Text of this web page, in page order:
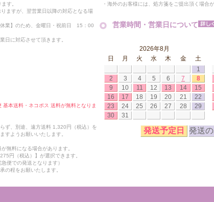
す。
ますが、翌営業日以降の対応となる場
業】のため、金曜日・祝前日 15：00
日に対応させて頂きます。
本送料・ネコポス 送料が無料となりま
ず、別途、遠方送料 1,320円（税込）を
すようお願いいたします。
無料になる場合があります。
円（税込）】が選択できます。
便での発送となります）
の程をお願いたします。
・海外のお客様には、処方箋をご提出頂く場合
営業時間・営業日について
2026年8月
日
月 火 水 木 金
土
1
2
3 4 5 6 7
8
9
10 11 12 13 14
15
16
17 18 19 20 21
22
23
24 25 26 27 28
29
30
31
発送予定日 発送